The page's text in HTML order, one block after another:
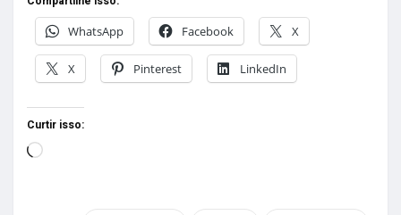
WhatsApp
Facebook X
X Pinterest LinkedIn
Curtir isso: